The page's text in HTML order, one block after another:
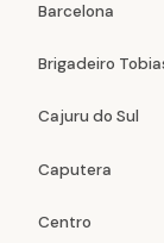
Barcelona
Brigadeiro
Cajuru do Sul
Caputera
Centro